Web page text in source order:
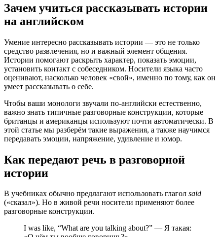
Зачем учиться рассказывать истории
на английском
Умение интересно рассказывать истории — это не только
средство развлечения, но и важный элемент общения.
Истории помогают раскрыть характер, показать эмоции,
установить контакт с собеседником. Носители языка часто
оценивают, насколько человек «свой», именно по тому, как он
умеет рассказывать о себе.
Чтобы ваши монологи звучали по-английски естественно,
важно знать типичные разговорные конструкции, которые
британцы и американцы используют почти автоматически. В
этой статье мы разберём такие выражения, а также научимся
передавать эмоции, напряжение, удивление и юмор.
Как передают речь в разговорной
истории
В учебниках обычно предлагают использовать глагол said
(«сказал»). Но в живой речи носители применяют более
разговорные конструкции.
I was like, “What are you talking about?” — Я такая: